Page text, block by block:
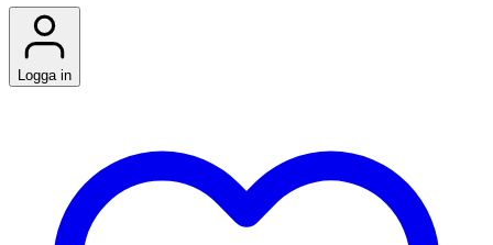
Logga in